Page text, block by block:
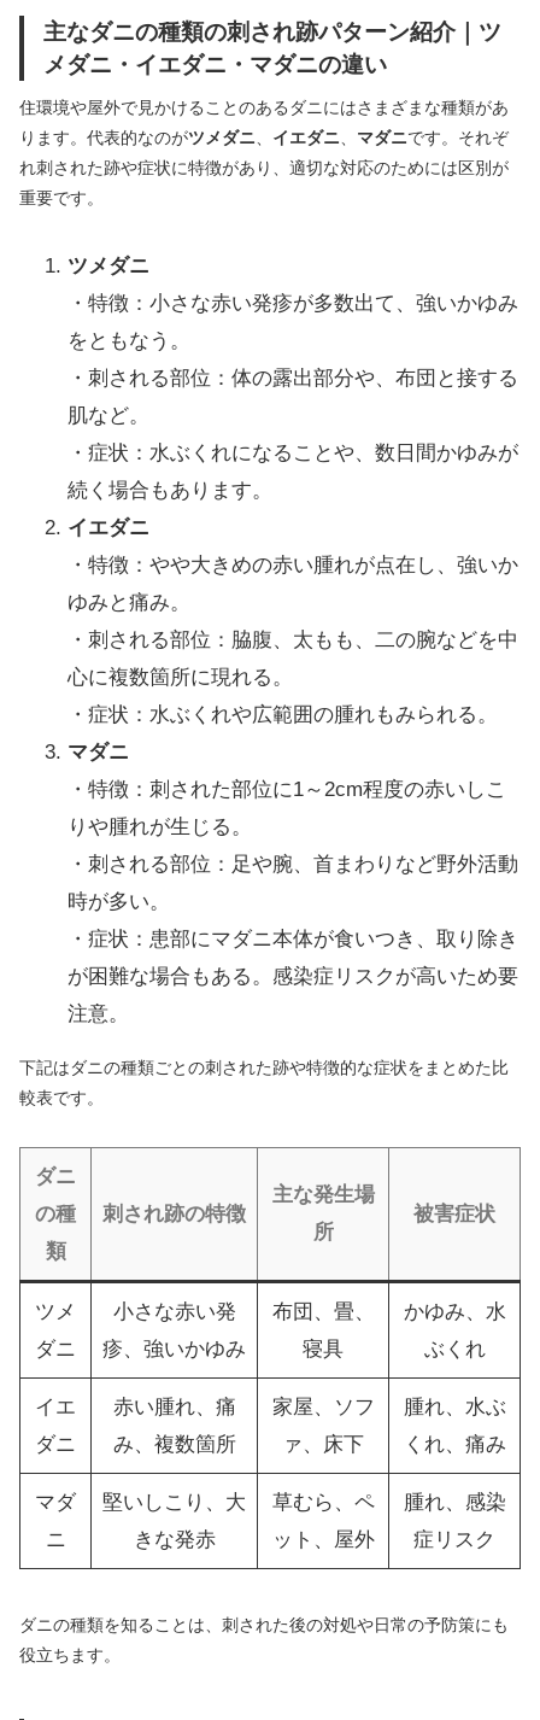
主なダニの種類の刺され跡パターン紹介｜ツ
メダニ・イエダニ・マダニの違い
住環境や屋外で見かけることのあるダニにはさまざまな種類があ
ります。代表的なのがツメダニ、 イエダニ、 マダニです。それぞ
れ刺された跡や症状に特徴があり、適切な対応のためには区別が
重要です。
ツメダニ
・特徴：小さな赤い発疹が多数出て、強いかゆみ
をともなう。
・刺される部位：体の露出部分や、布団と接する
肌など。
・症状：水ぶくれになることや、数日間かゆみが
続く場合もあります。
イエダニ
・特徴：やや大きめの赤い腫れが点在し、強いか
ゆみと痛み。
・刺される部位：脇腹、太もも、二の腕などを中
心に複数箇所に現れる。
・症状：水ぶくれや広範囲の腫れもみられる。
マダニ
・特徴：刺された部位に1～2cm程度の赤いしこ
りや腫れが生じる。
・刺される部位：足や腕、首まわりなど野外活動
時が多い。
・症状：患部にマダニ本体が食いつき、取り除き
が困難な場合もある。感染症リスクが高いため要
注意。
下記はダニの種類ごとの刺された跡や特徴的な症状をまとめた比
較表です。
ダニ
の種
類
刺され跡の特徴
主な発生場
所
被害症状
ツメ
ダニ
小さな赤い発
疹、強いかゆみ
布団、畳、
寝具
かゆみ、水
ぶくれ
イエ
ダニ
赤い腫れ、痛
み、複数箇所
家屋、ソフ
ァ、床下
腫れ、水ぶ
くれ、痛み
マダ
ニ
堅いしこり、大
きな発赤
草むら、ペ
ット、屋外
腫れ、感染
症リスク
ダニの種類を知ることは、刺された後の対処や日常の予防策にも
役立ちます。